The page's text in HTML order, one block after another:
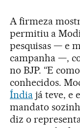
A firmeza
permitiu a
pesquisas — e
campanha —,
no BJP. “E
conhecidos.
Índiajá teve, e
mandato
diz o